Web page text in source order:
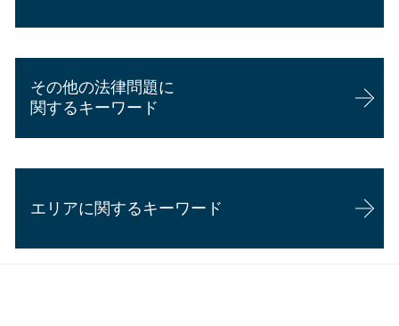
相続 両親死亡
相続 弁護士 相談
代襲相続 相続放棄
過失割合 相手が認めない
後遺障害 相談
交通事故 後遺症
過失割合 損害賠償
交通事故 慰謝料
交通事故 訴えられた
過失割合とは
カスハラ 対策 企業
顧問弁護士 メリット
会社 顧問弁護士 個人相談
顧問弁護士と弁護士の違い
企業法務 勉強
顧問弁護士 年収
顧問弁護士 個人 安い
内定取り消し 理由
債務整理 弁護士 安い
自己破産 家族への影響
過払い金 債務整理
過払い金請求 時効
個人再生 手続き
債務整理とは デメリット
個人再生 費用 払えない
過払い金 弁護士
その他の法律問題に
関するキーワード
労働問題 訴える
離婚 慰謝料 理由
賃貸借契約 貸主からの解約
エリアに関するキーワード